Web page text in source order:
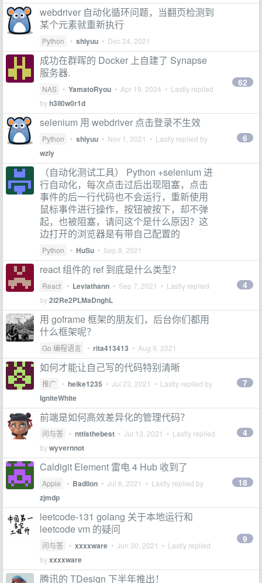
webdriver 自动化循环问题，当翻页检测到
某个元素就重新执行
Python • shiyuu • Dec 24, 2021
成功在群晖的 Docker 上自建了 Synapse
服务器.
NAS • YamatoRyou • Apr 19, 2024 • Lastly replied
byh3ll0w0r1d
62
selenium 用 webdriver 点击登录不生效
Python • shiyuu • Nov 1, 2021 • Lastly replied by
wzly
6
（自动化测试工具） Python +selenium 进
行自动化，每次点击过后出现阻塞，点击
事件的后一行代码也不会运行，重新使用
鼠标事件进行操作，按钮被按下，却不弹
起，也被阻塞，请问这个是什么原因？这
边打开的浏览器是有带自己配置的
Python • HuSu • Sep 8, 2021
react 组件的 ref 到底是什么类型？
React • Leviathann • Sep 7, 2021 • Lastly replied
by2i2Re2PLMaDnghL
4
用 goframe 框架的朋友们，后台你们都用
什么框架呢？
Go 编程语言 • rita413413 • Aug 9, 2021
如何才能让自己写的代码特别清晰
推广 • heike1235 • Jul 23, 2021 • Lastly replied by
IgniteWhite
7
前端是如何高效差异化的管理代码？
问与答 • nttisthebest • Jul 13, 2021 • Lastly replied
bywyvernnot
4
Caldigit Element 雷电 4 Hub 收到了
Apple • Badlion • Jul 6, 2021 • Lastly replied by
zjmdp
18
leetcode-131 golang 关于本地运行和
leetcode vm 的疑问
问与答 • xxxxware • Jun 30, 2021 • Lastly replied
byxxxxware
9
腾讯的 TDesign 下半年推出！